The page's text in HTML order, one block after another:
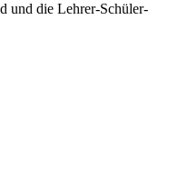
und die Lehrer-Schüler-